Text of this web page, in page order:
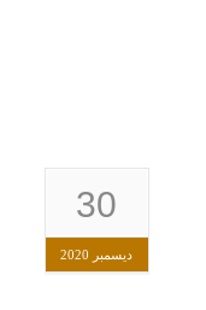
30
ديسمبر 2020